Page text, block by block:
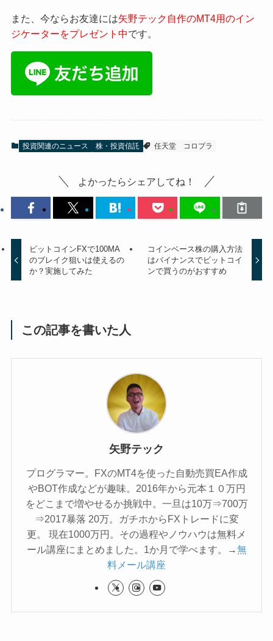
また、今ならお友達には矢野テック自作のMT4用のイン
ジケーターをプレゼント中です。
投資関連のニュース 株・投資信託 任天堂 コロプラ
よかったらシェアしてね！
ビットコインFXで100MA
のブレイク狙いは使えるの
か？実施してみた
コインベース株の購入方法
はバイナンスでビットコイ
ンで買うのがおすすめ
この記事を書いた人
矢野テック
プログラマー。FXのMT4を使った自動売買EA作成
やBOT作成などが趣味。2016年から元本１０万円
をどこまで増やせるか挑戦中。一旦は10万⇒700万
⇒2017暴落 20万。ガチホからFXトレードに変
更。 現在1000万円。その過程やノウハウは無料メ
ール講座にまとめました。1か月で学べます。→無
料メール講座